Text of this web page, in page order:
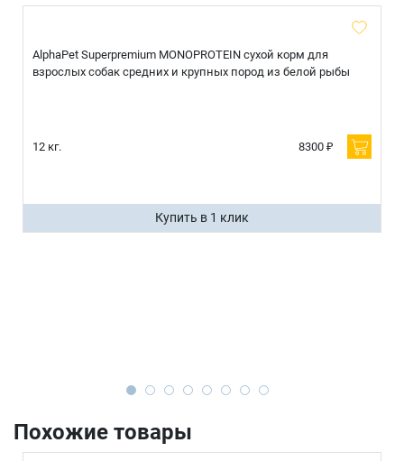
AlphaPet Superpremium MONOPROTEIN сухой корм для
взрослых собак средних и крупных пород из белой рыбы
12 кг. 8300 ₽
Купить в 1 клик
Похожие товары